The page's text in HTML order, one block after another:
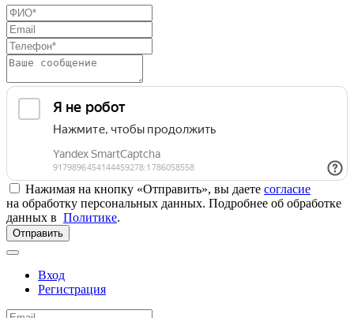
Нажимая на кнопку «Отправить», вы даете согласие
на обработку персональных данных. Подробнее об обработке
данных в Политике.
Отправить
Вход
Регистрация